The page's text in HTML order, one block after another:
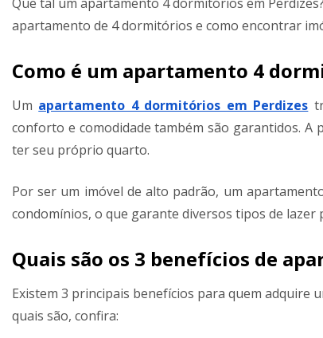
apartamento de 4 dormitórios e como encontrar
Como é um apartamento 4
Um apartamento 4 dormitórios em Perdizes
conforto e comodidade também são garantidos. A
ter seu próprio quarto.
Por ser um imóvel de alto padrão, um
condomínios, o que garante diversos tipos de lazer
Quais são os 3 benefícios de
Existem 3 principais benefícios para quem adquire
quais são, confira: